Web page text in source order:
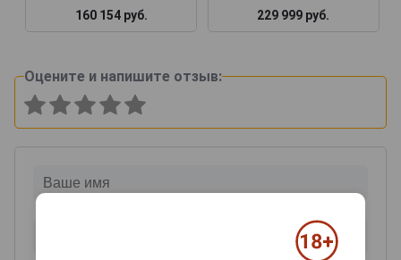
160 154 руб.
229 999 руб.
Оцените и напишите отзыв: